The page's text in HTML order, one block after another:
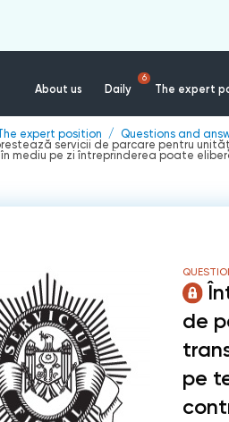
About us Daily
6
The expert
expert position
Questions and
servicii de parcare pentru
mediu pe zi întreprinderea poate
de
pe